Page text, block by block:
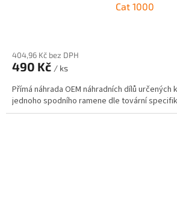
Cat 1000
404,96 Kč bez DPH
490 Kč / ks
Přímá náhrada OEM náhradních dílů určených
jednoho spodního ramene dle tovární